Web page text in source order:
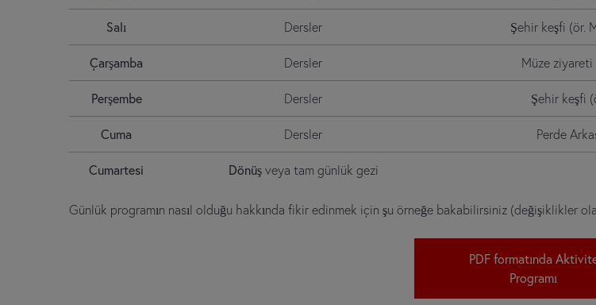
Salı Dersler Şehir keşfi (ör.
Çarşamba Dersler Müze
Perşembe Dersler Şehir keşfi
Cuma Dersler Perde
Cumartesi Dönüşveya tam günlük gezi
Günlük programın nasıl olduğu hakkında fikir edinmek için şu örneğe bakabilirsiniz (değişiklikler
PDF formatında
Programı